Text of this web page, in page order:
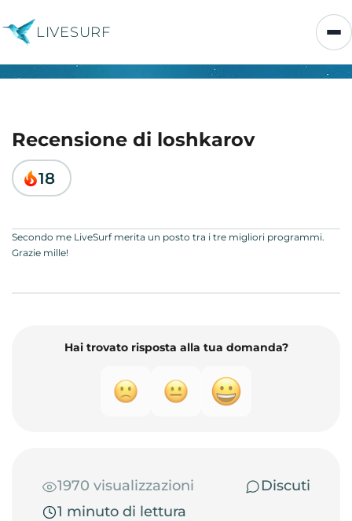
LIVESURF
Recensione di loshkarov
18
Secondo me LiveSurf merita un posto tra i tre migliori programmi.
Grazie mille!
Hai trovato risposta alla tua domanda?
1970 visualizzazioni
Discuti
1 minuto di lettura